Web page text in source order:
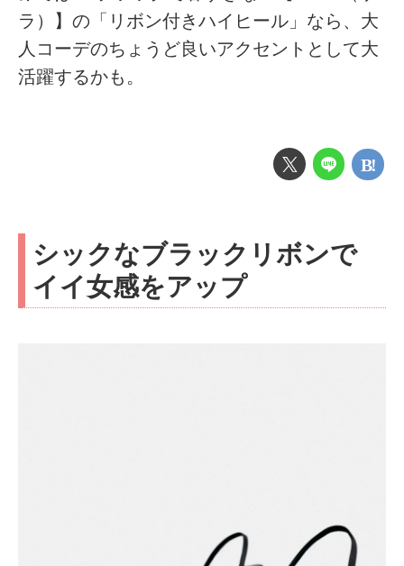
ラ）】の「リボン付きハイヒール」なら、大
人コーデのちょうど良いアクセントとして大
活躍するかも。
シックなブラックリボンで
イイ女感をアップ